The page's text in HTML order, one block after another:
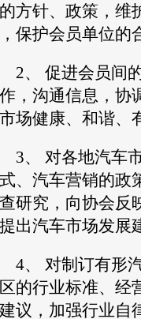
方针、政策，维
保护会员单位的
促进会员间的
，沟通信息，协
场健康、和谐、
对各地汽车
、 汽车营销的政
研究，向协会反
出汽车市场发展
对制订有形汽
的行业标准、经
议，加强行业自